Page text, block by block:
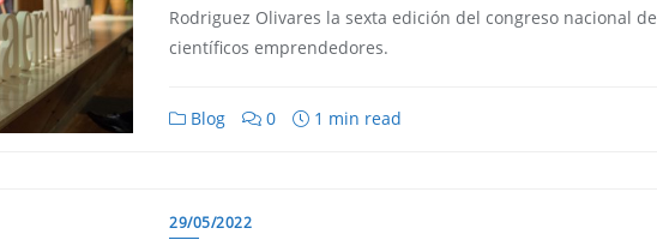
Rodriguez Olivares la sexta edición del congreso nacional de
científicos emprendedores.
Blog 0 1 min read
29/05/2022